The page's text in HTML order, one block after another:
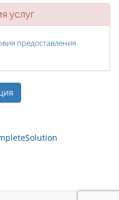
услуг
предоставления